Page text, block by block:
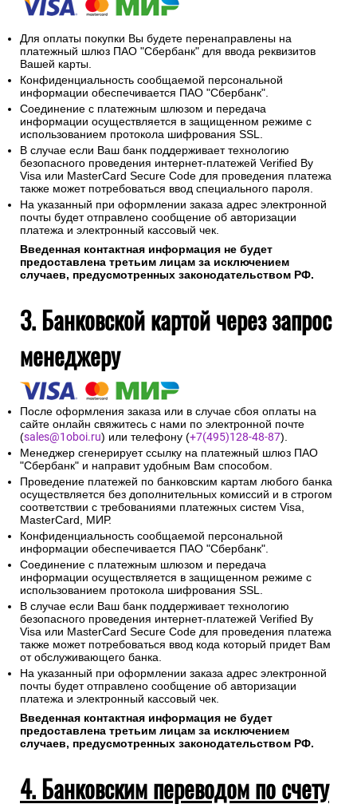
Для оплаты покупки Вы будете перенаправлены на
платежный шлюз ПАО "Сбербанк" для ввода реквизитов
Вашей карты.
Конфиденциальность сообщаемой персональной
информации обеспечивается ПАО "Сбербанк".
Соединение с платежным шлюзом и передача
информации осуществляется в защищенном режиме с
использованием протокола шифрования SSL.
В случае если Ваш банк поддерживает технологию
безопасного проведения интернет-платежей Verified By
Visa или MasterCard Secure Code для проведения платежа
также может потребоваться ввод специального пароля.
На указанный при оформлении заказа адрес электронной
почты будет отправлено сообщение об авторизации
платежа и электронный кассовый чек.
Введенная контактная информация не будет
предоставлена третьим лицам за исключением
случаев, предусмотренных законодательством РФ.
3. Банковской картой через запрос
менеджеру
После оформления заказа или в случае сбоя оплаты на
сайте онлайн свяжитесь с нами по электронной почте
(sales@1oboi.ru) или телефону (+7(495)128-48-87).
Менеджер сгенерирует ссылку на платежный шлюз ПАО
"Сбербанк" и направит удобным Вам способом.
Проведение платежей по банковским картам любого банка
осуществляется без дополнительных комиссий и в строгом
соответствии с требованиями платежных систем Visa,
MasterCard, МИР.
Конфиденциальность сообщаемой персональной
информации обеспечивается ПАО "Сбербанк".
Соединение с платежным шлюзом и передача
информации осуществляется в защищенном режиме с
использованием протокола шифрования SSL.
В случае если Ваш банк поддерживает технологию
безопасного проведения интернет-платежей Verified By
Visa или MasterCard Secure Code для проведения платежа
также может потребоваться ввод кода который придет Вам
от обслуживающего банка.
На указанный при оформлении заказа адрес электронной
почты будет отправлено сообщение об авторизации
платежа и электронный кассовый чек.
Введенная контактная информация не будет
предоставлена третьим лицам за исключением
случаев, предусмотренных законодательством РФ.
4. Банковским переводом по счету